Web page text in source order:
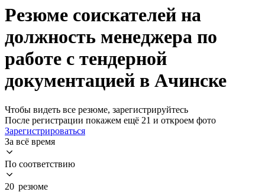
Резюме соискателей на
должность менеджера по
работе с тендерной
документацией в Ачинске
Чтобы видеть все резюме, зарегистрируйтесь
После регистрации покажем ещё 21 и откроем фото
Зарегистрироваться
За всё время
По соответствию
20 резюме